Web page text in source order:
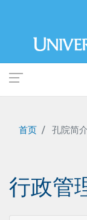
首页 孔院简介
行政管